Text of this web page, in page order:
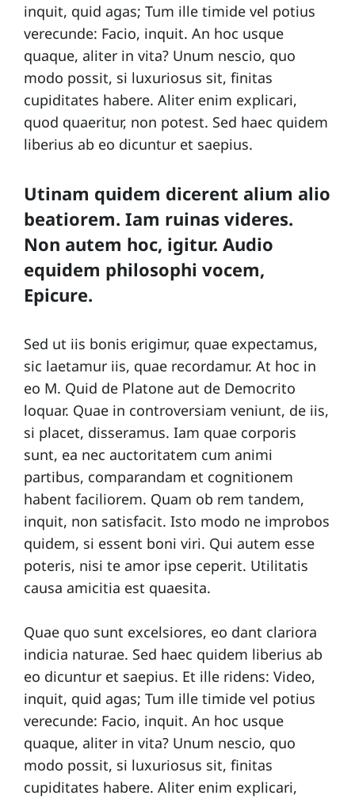
inquit, quid agas; Tum ille timide vel potius
verecunde: Facio, inquit. An hoc usque
quaque, aliter in vita? Unum nescio, quo
modo possit, si luxuriosus sit, finitas
cupiditates habere. Aliter enim explicari,
quod quaeritur, non potest. Sed haec quidem
liberius ab eo dicuntur et saepius.
Utinam quidem dicerent alium alio
beatiorem. Iam ruinas videres.
Non autem hoc, igitur. Audio
equidem philosophi vocem,
Epicure.
Sed ut iis bonis erigimur, quae expectamus,
sic laetamur iis, quae recordamur. At hoc in
eo M. Quid de Platone aut de Democrito
loquar. Quae in controversiam veniunt, de iis,
si placet, disseramus. Iam quae corporis
sunt, ea nec auctoritatem cum animi
partibus, comparandam et cognitionem
habent faciliorem. Quam ob rem tandem,
inquit, non satisfacit. Isto modo ne improbos
quidem, si essent boni viri. Qui autem esse
poteris, nisi te amor ipse ceperit. Utilitatis
causa amicitia est quaesita.
Quae quo sunt excelsiores, eo dant clariora
indicia naturae. Sed haec quidem liberius ab
eo dicuntur et saepius. Et ille ridens: Video,
inquit, quid agas; Tum ille timide vel potius
verecunde: Facio, inquit. An hoc usque
quaque, aliter in vita? Unum nescio, quo
modo possit, si luxuriosus sit, finitas
cupiditates habere. Aliter enim explicari,